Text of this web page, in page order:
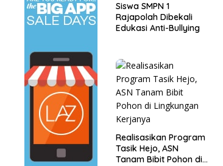
Siswa SMPN 1
Rajapolah Dibekali
Edukasi Anti-Bullying
Realisasikan Program
Tasik Hejo, ASN
Tanam Bibit Pohon di